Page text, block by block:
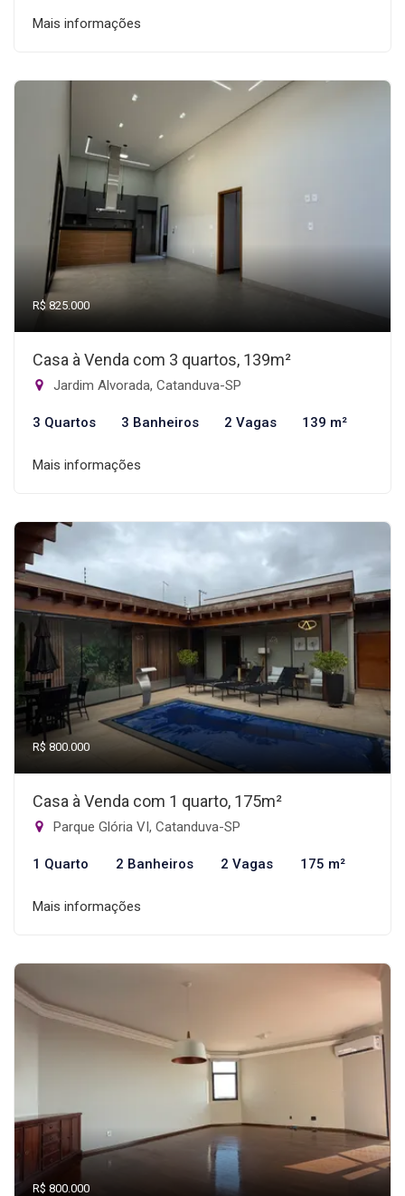
Mais informações
R$ 825.000
Casa à Venda com 3 quartos, 139m²
Jardim Alvorada, Catanduva-SP
3 Quartos 3 Banheiros 2 Vagas 139 m²
Mais informações
R$ 800.000
Casa à Venda com 1 quarto, 175m²
Parque Glória VI, Catanduva-SP
1 Quarto 2 Banheiros 2 Vagas 175 m²
Mais informações
R$ 800.000